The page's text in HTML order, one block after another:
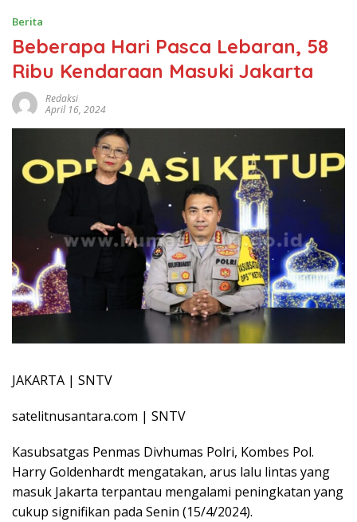
Berita
Beberapa Hari Pasca Lebaran, 58
Ribu Kendaraan Masuki Jakarta
Redaksi
April 16, 2024
JAKARTA | SNTV
satelitnusantara.com | SNTV
Kasubsatgas Penmas Divhumas Polri, Kombes Pol.
Harry Goldenhardt mengatakan, arus lalu lintas yang
masuk Jakarta terpantau mengalami peningkatan yang
cukup signifikan pada Senin (15/4/2024).